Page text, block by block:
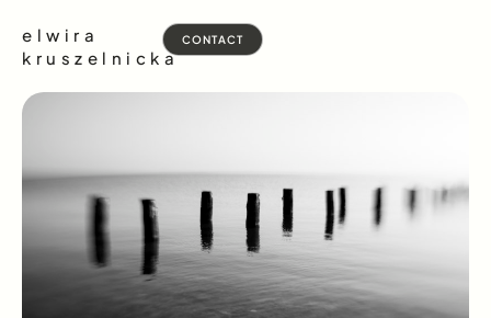
elwira
kruszelnicka
CONTACT